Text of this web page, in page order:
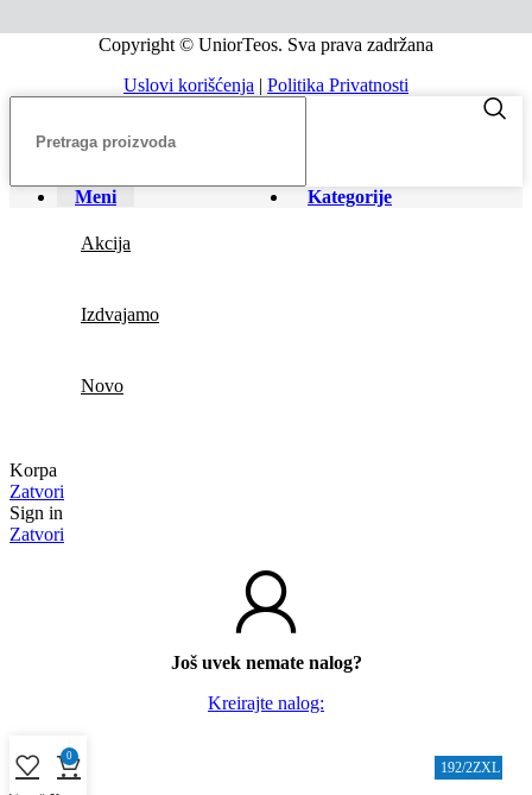
190/1L12P
192/2R
192/2HX
191MB1
190/1 6P
192/2TXL
190.3/1
192/2ZXL
Copyright © UniorTeos. Sva prava zadržana
Uslovi korišćenja | Politika Privatnosti
Meni Kategorije
Akcija
Izdvajamo
Novo
Korpa
Zatvori
Sign in
Zatvori
Još uvek nemate nalog?
Kreirajte nalog:
0